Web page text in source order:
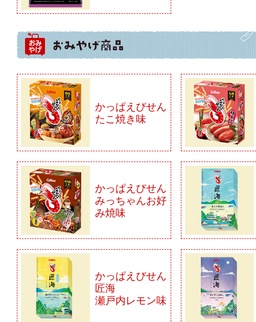
かっぱえびせん
たこ焼き味
かっぱえびせん
みっちゃんお好
み焼味
かっぱえびせん
匠海
瀬戸内レモン味